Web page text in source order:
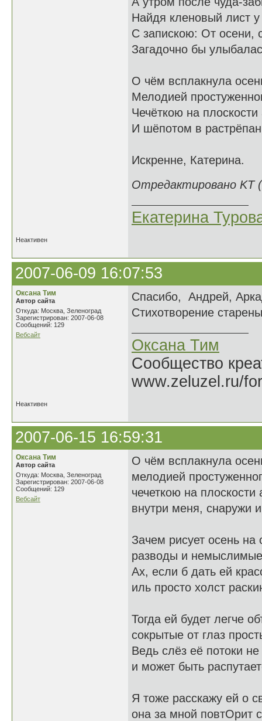
Найдя кленовый лист у
С запискою: От осени,
Загадочно бы
О чём всплакнула
Мелодией
Чечёткою на
И шёпотом в
Искренне, Катерина.
Отредактировано KT
Екатерина
Неактивен
2007-06-09 16:07:53
Оксана Тим
Автор сайта
Откуда: Москва, Зеленоград
Зарегистрирован: 2007-06-08
Сообщений: 129
Вебсайт
Спасибо, Андрей,
Стихотворение
Оксана Тим
Сообщество
www.zeluzel.ru/
Неактивен
2007-06-15 16:59:31
Оксана Тим
Автор сайта
Откуда: Москва, Зеленоград
Зарегистрирован: 2007-06-08
Сообщений: 129
Вебсайт
О чём всплакнула
мелодией
чечеткою на плоскости
внутри меня, снаружи
Зачем рисует осень на
разводы и
Ах, если б дать ей
иль просто холст
Тогда ей будет легче
сокрытые от глаз
Ведь слёз её потоки
и может быть
Я тоже расскажу ей о
она за мной повтОрит